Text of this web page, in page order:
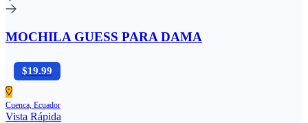
MOCHILA GUESS PARA DAMA
$19.99
Cuenca, Ecuador
Vista Rápida